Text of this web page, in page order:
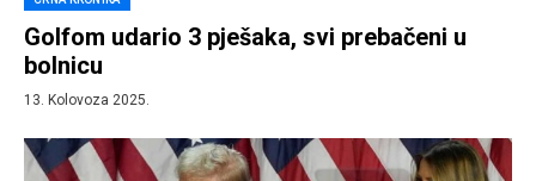
Golfom udario 3 pješaka, svi prebačeni u
bolnicu
13. Kolovoza 2025.